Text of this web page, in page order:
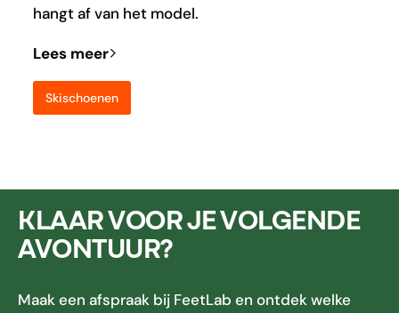
hangt af van het model.
Lees meer
Skischoenen
KLAAR VOOR JE VOLGENDE
AVONTUUR?
Maak een afspraak bij FeetLab en ontdek welke